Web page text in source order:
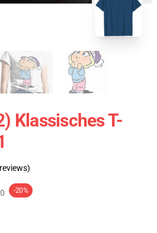
Klassisches T-
-20%